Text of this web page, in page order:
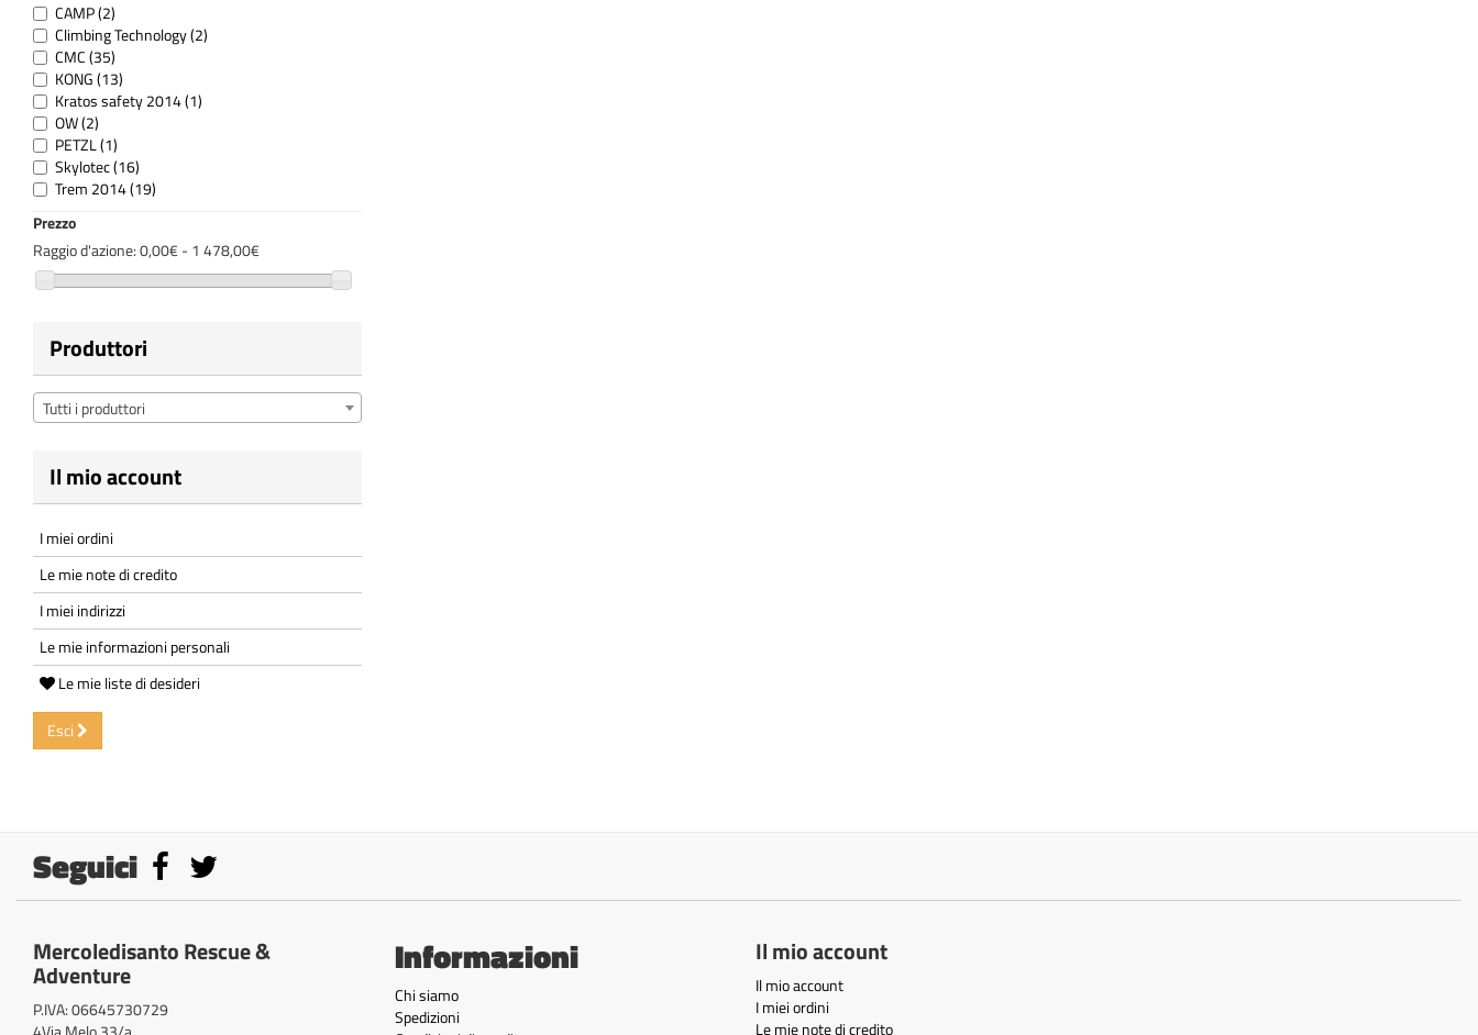
CAMP(2)
Climbing Technology(2)
CMC(35)
KONG(13)
Kratos safety 2014(1)
OW(2)
PETZL(1)
Skylotec(16)
Trem 2014(19)
Prezzo
Raggio d'azione:0,00€ - 1 478,00€
Produttori
Tutti i produttori
Il mio account
I miei ordini
Le mie note di credito
I miei indirizzi
Le mie informazioni personali
Le mie liste di desideri
Esci
Seguici
Mercoledisanto Rescue &
Adventure
P.IVA: 06645730729
Informazioni
Chi siamo
Spedizioni
Il mio account
Il mio account
I miei ordini
Le mie note di credito